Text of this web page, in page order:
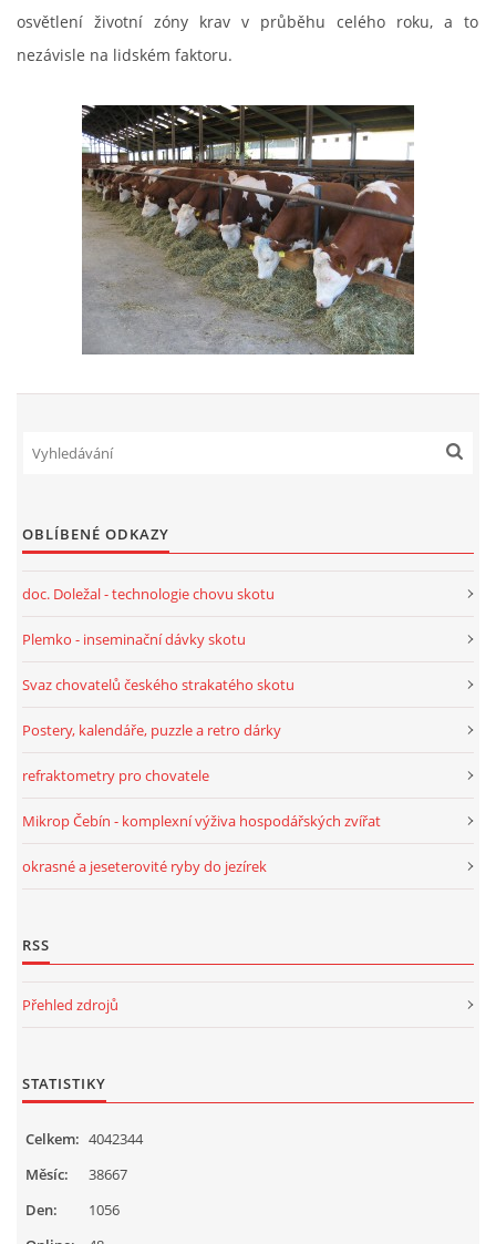
osvětlení životní zóny krav v průběhu celého roku, a to
nezávisle na lidském faktoru.
OBLÍBENÉ ODKAZY
doc. Doležal - technologie chovu skotu
Plemko - inseminační dávky skotu
Svaz chovatelů českého strakatého skotu
Postery, kalendáře, puzzle a retro dárky
refraktometry pro chovatele
Mikrop Čebín - komplexní výživa hospodářských zvířat
okrasné a jeseterovité ryby do jezírek
RSS
Přehled zdrojů
STATISTIKY
Celkem: 4042344
Měsíc:
38667
Den:
1056